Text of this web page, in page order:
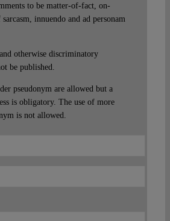
to be matter-of-fact, on-
innuendo and ad personam
otherwise discriminatory
be published.
pseudonym are allowed but a
is obligatory. The use of more
is not allowed.